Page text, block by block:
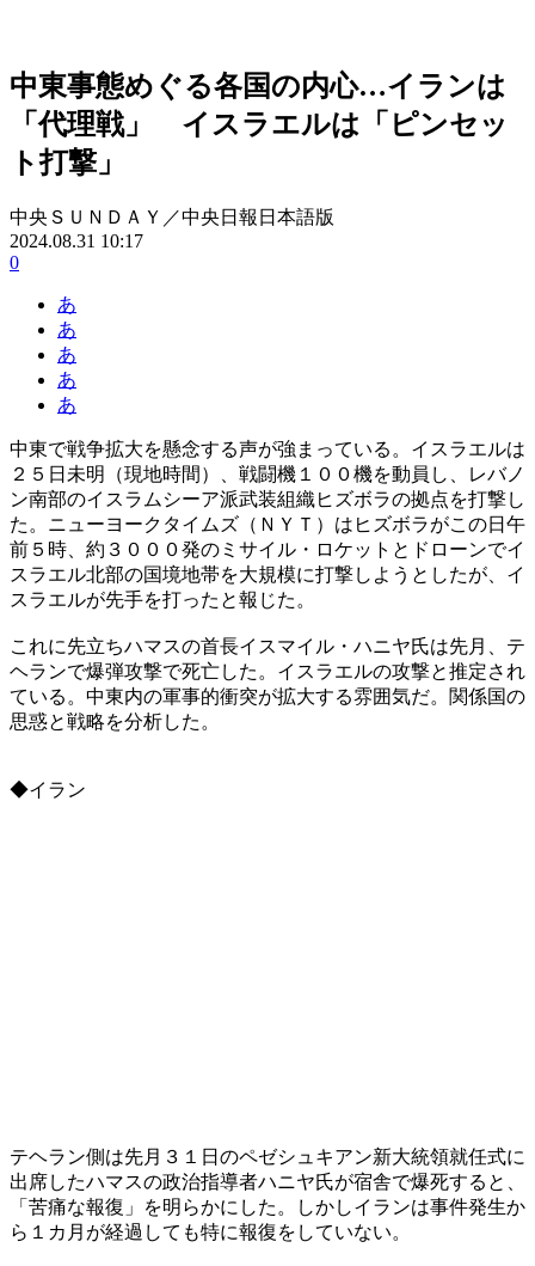
中東事態めぐる各国の内心…イランは
「代理戦」 イスラエルは「ピンセッ
ト打撃」
中央ＳＵＮＤＡＹ／中央日報日本語版
2024.08.31 10:17
0
あ
あ
あ
あ
あ
中東で戦争拡大を懸念する声が強まっている。イスラエルは
２５日未明（現地時間）、戦闘機１００機を動員し、レバノ
ン南部のイスラムシーア派武装組織ヒズボラの拠点を打撃し
た。ニューヨークタイムズ（ＮＹＴ）はヒズボラがこの日午
前５時、約３０００発のミサイル・ロケットとドローンでイ
スラエル北部の国境地帯を大規模に打撃しようとしたが、イ
スラエルが先手を打ったと報じた。
これに先立ちハマスの首長イスマイル・ハニヤ氏は先月、テ
ヘランで爆弾攻撃で死亡した。イスラエルの攻撃と推定され
ている。中東内の軍事的衝突が拡大する雰囲気だ。関係国の
思惑と戦略を分析した。
◆イラン
テヘラン側は先月３１日のペゼシュキアン新大統領就任式に
出席したハマスの政治指導者ハニヤ氏が宿舎で爆死すると、
「苦痛な報復」を明らかにした。しかしイランは事件発生か
ら１カ月が経過しても特に報復をしていない。